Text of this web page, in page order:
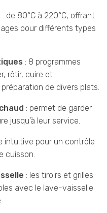
: de 80°C à 220°C, offrant
pour différents types
: 8 programmes
rôtir, cuire et
de divers plats.
: permet de garder
jusqu’à leur service.
intuitive pour un contrôle
cuisson.
: les tiroirs et grilles
avec le lave-vaisselle